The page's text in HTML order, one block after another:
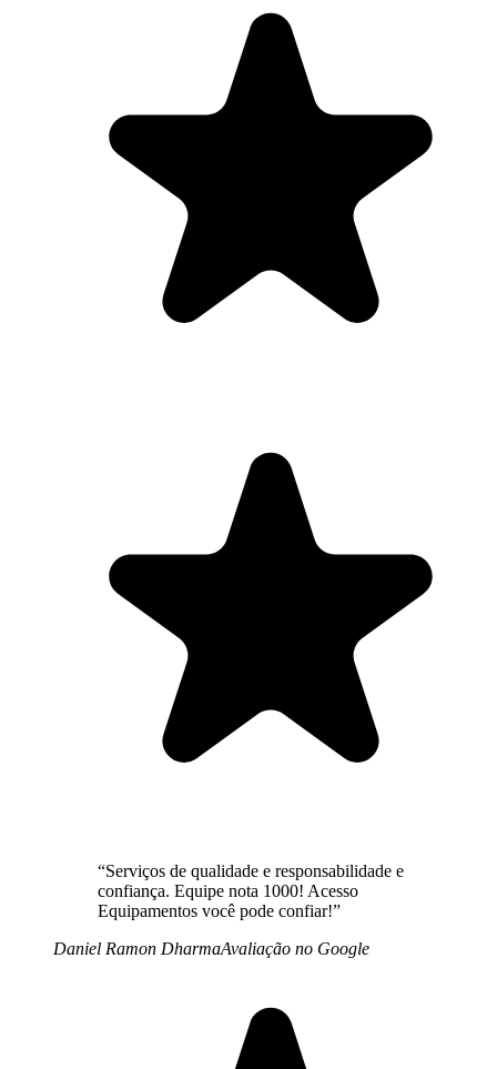
“Serviços de qualidade e responsabilidade e
confiança. Equipe nota 1000! Acesso
Equipamentos você pode confiar!”
Daniel Ramon DharmaAvaliação no Google